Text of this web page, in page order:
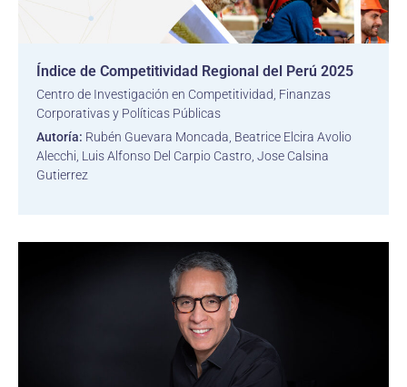
Índice de Competitividad Regional del Perú 2025
Centro de Investigación en Competitividad, Finanzas
Corporativas y Políticas Públicas
Autoría: Rubén Guevara Moncada, Beatrice Elcira Avolio
Alecchi, Luis Alfonso Del Carpio Castro, Jose Calsina
Gutierrez